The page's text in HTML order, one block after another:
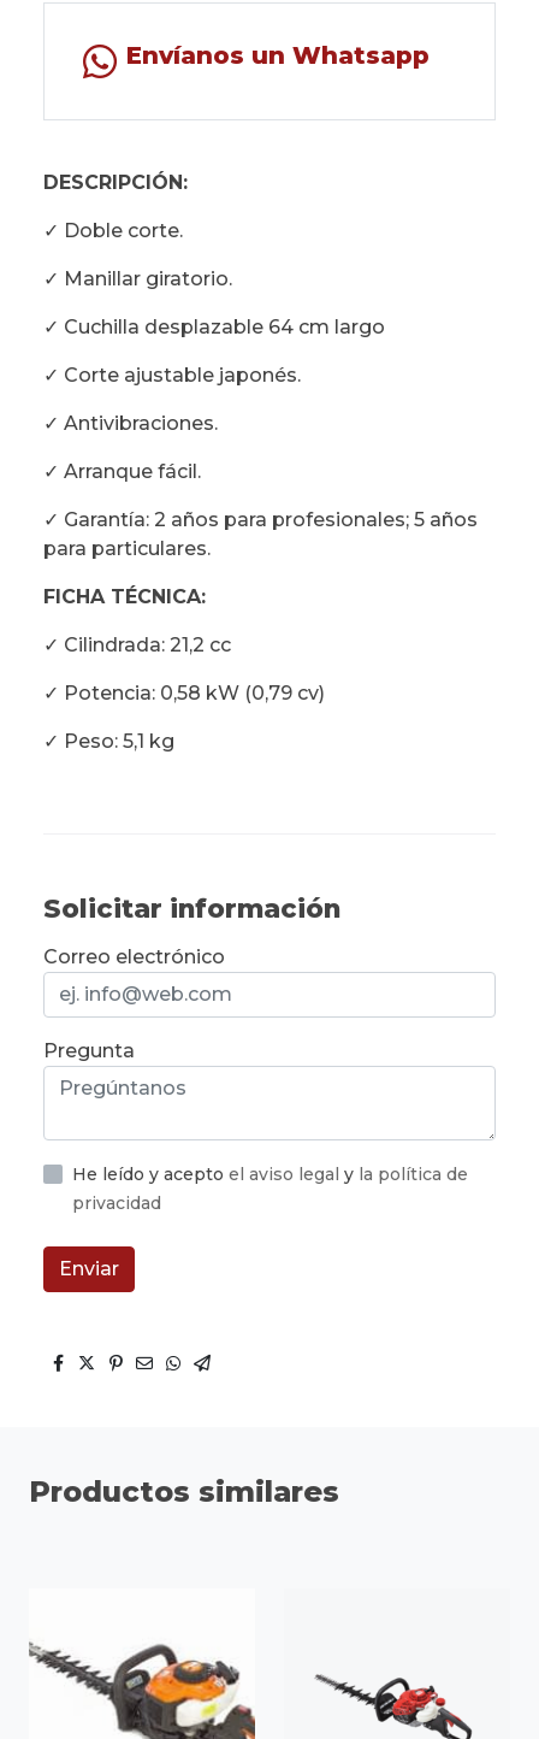
Envíanos un Whatsapp
DESCRIPCIÓN:
✓ Doble corte.
✓ Manillar giratorio.
✓ Cuchilla desplazable 64 cm largo
✓ Corte ajustable japonés.
✓ Antivibraciones.
✓ Arranque fácil.
✓ Garantía: 2 años para profesionales; 5 años
para particulares.
FICHA TÉCNICA:
✓ Cilindrada: 21,2 cc
✓ Potencia: 0,58 kW (0,79 cv)
✓ Peso: 5,1 kg
Solicitar información
Correo electrónico
Pregunta
He leído y acepto el aviso legal y la política de
privacidad
Enviar
Productos similares